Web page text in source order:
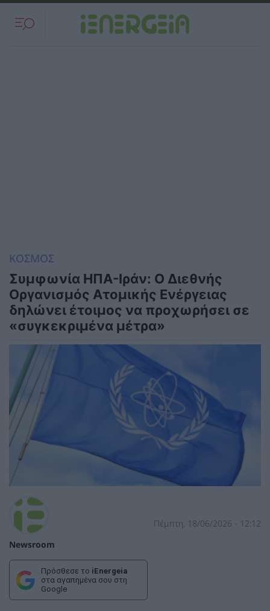
ΚΟΣΜΟΣ
Συμφωνία ΗΠΑ-Ιράν: Ο Διεθνής
Οργανισμός Ατομικής Ενέργειας
δηλώνει έτοιμος να προχωρήσει σε
«συγκεκριμένα μέτρα»
Newsroom
Πέμπτη, 18/06/2026 - 12:12
Πρόσθεσε το iEnergeia
στα αγαπημένα σου στη
Google